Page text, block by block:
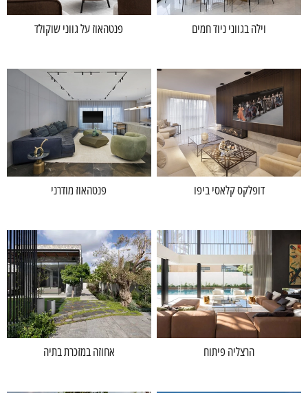
וילה בגווני ניוד חמים פנטהאוז על גווני שוקולד
דופלקס קלאסי ביפו פנטהאוז מודרני
הרצליה פיתוח אחוזה במזכרת בתיה